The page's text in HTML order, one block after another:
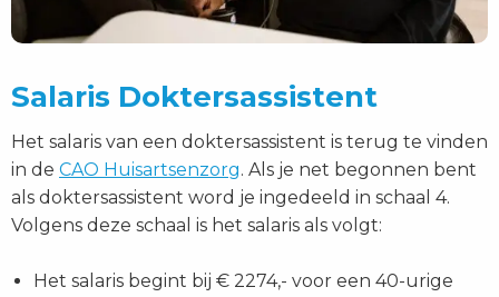
Salaris Doktersassistent
Het salaris van een doktersassistent is terug te vinden
in de CAO Huisartsenzorg. Als je net begonnen bent
als doktersassistent word je ingedeeld in schaal 4.
Volgens deze schaal is het salaris als volgt:
Het salaris begint bij € 2274,- voor een 40-urige